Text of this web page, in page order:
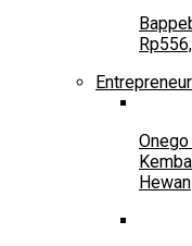
Entrepreneur
Hewan